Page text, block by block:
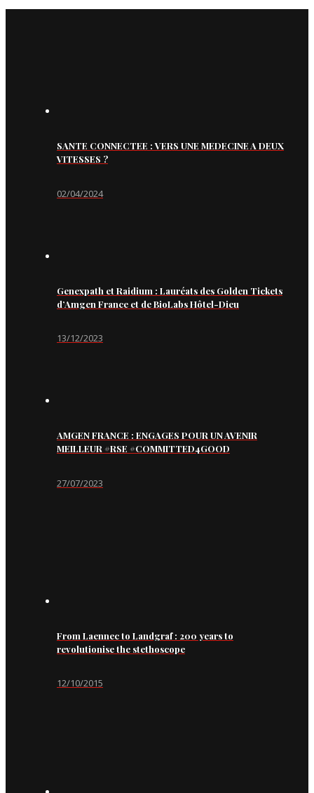
SANTE CONNECTEE : VERS UNE MEDECINE A DEUX
VITESSES ?
02/04/2024
Genexpath et Raidium : Lauréats des Golden Tickets
d’Amgen France et de BioLabs Hôtel-Dieu
13/12/2023
AMGEN FRANCE : ENGAGES POUR UN AVENIR
MEILLEUR #RSE #COMMITTED4GOOD
27/07/2023
From Laennec to Landgraf : 200 years to
revolutionise the stethoscope
12/10/2015